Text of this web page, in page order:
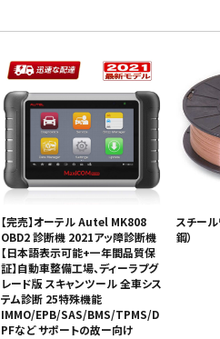
【完売】オーテル Autel MK808
OBD2 診断機 2021アッ障診断機
【日本語表示可能+一年間品質保
証】自動車整備工場、ディーラプグ
レード版 スキャンツール 全車シス
テム診断 25特殊機能
IMMO/EPB/SAS/BMS/TPMS/D
PFなど サポートの故ー向け
スチール
鋼）